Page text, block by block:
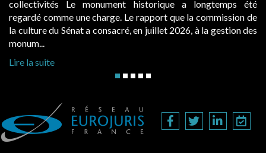
a longtemps été
que la commission de
juillet 2026, à la gestion des
également un beau sujet
public, elles donnent lieu au
d’occupation. Saisies par des